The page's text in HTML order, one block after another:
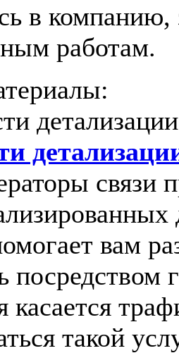
в компанию,
работам.
связи
вам
касается
такой